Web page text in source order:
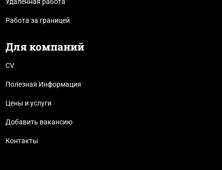
Работа за границей
Для компаний
CV
Полезная Информация
Цены и услуги
Добавить вакансию
Контакты